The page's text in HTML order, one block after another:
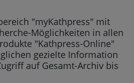
"myKathpress" mit
Möglichkeiten in allen
"Kathpress-Online"
gezielte Information
auf Gesamt-Archiv bis